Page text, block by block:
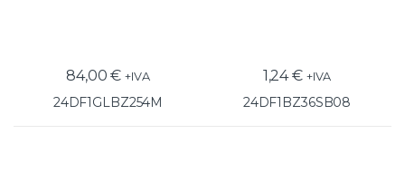
84,00€ +IVA
24DF1GLBZ254M
1,24€ +IVA
24DF1BZ36SB08